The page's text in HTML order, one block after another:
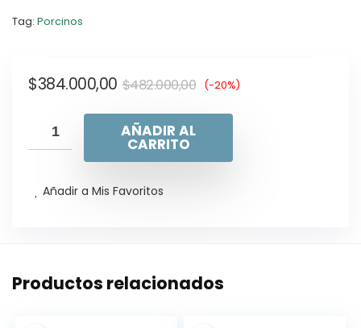
Tag: Porcinos
$482.000,00
$384.000,00 (-20%)
AÑADIR AL
CARRITO
Añadir a Mis Favoritos
Productos relacionados